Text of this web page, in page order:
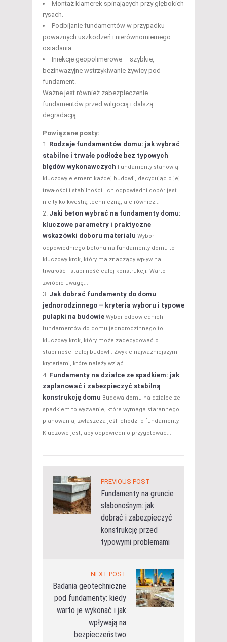
Montaż klamerek spinających przy głębokich
rysach.
Podbijanie fundamentów w przypadku
poważnych uszkodzeń i nierównomiernego
osiadania.
Iniekcje geopolimerowe – szybkie,
bezinwazyjne wstrzykiwanie żywicy pod
fundament.
Ważne jest również zabezpieczenie
fundamentów przed wilgocią i dalszą
degradacją.
Powiązane posty:
Rodzaje fundamentów domu: jak wybrać
stabilne i trwałe podłoże bez typowych
błędów wykonawczych Fundamenty stanowią
kluczowy element każdej budowli, decydując o jej
trwałości i stabilności. Ich odpowiedni dobór jest
nie tylko kwestią techniczną, ale również...
Jaki beton wybrać na fundamenty domu:
kluczowe parametry i praktyczne
wskazówki doboru materiału Wybór
odpowiedniego betonu na fundamenty domu to
kluczowy krok, który ma znaczący wpływ na
trwałość i stabilność całej konstrukcji. Warto
zwrócić uwagę...
Jak dobrać fundamenty do domu
jednorodzinnego – kryteria wyboru i typowe
pułapki na budowie Wybór odpowiednich
fundamentów do domu jednorodzinnego to
kluczowy krok, który może zadecydować o
stabilności całej budowli. Zwykle najważniejszymi
kryteriami, które należy wziąć...
Fundamenty na działce ze spadkiem: jak
zaplanować i zabezpieczyć stabilną
konstrukcję domu Budowa domu na działce ze
spadkiem to wyzwanie, które wymaga starannego
planowania, zwłaszcza jeśli chodzi o fundamenty.
Kluczowe jest, aby odpowiednio przygotować...
PREVIOUS POST
Fundamenty na gruncie
słabonośnym: jak
dobrać i zabezpieczyć
konstrukcję przed
typowymi problemami
NEXT POST
Badania geotechniczne
pod fundamenty: kiedy
warto je wykonać i jak
wpływają na
bezpieczeństwo